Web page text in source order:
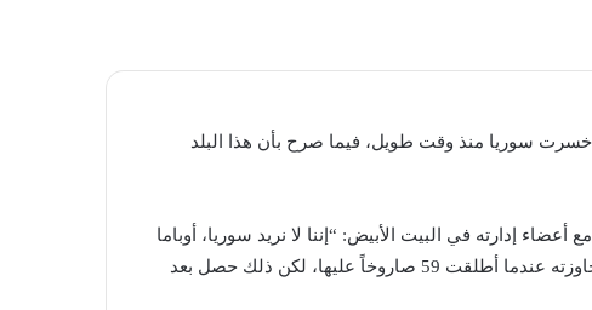
خسرت سوريا منذ وقت طويل، فيما صرح بأن هذا البلد
إدارته في البيت الأبيض: “إننا لا نريد سوريا، أوباما
سلمها منذ سنوات برفضه تجاوز الخط الأحمر… وأنا من تجاوزته عندما أطلقت 59 صاروخاً عليها، لكن ذلك حصل بعد